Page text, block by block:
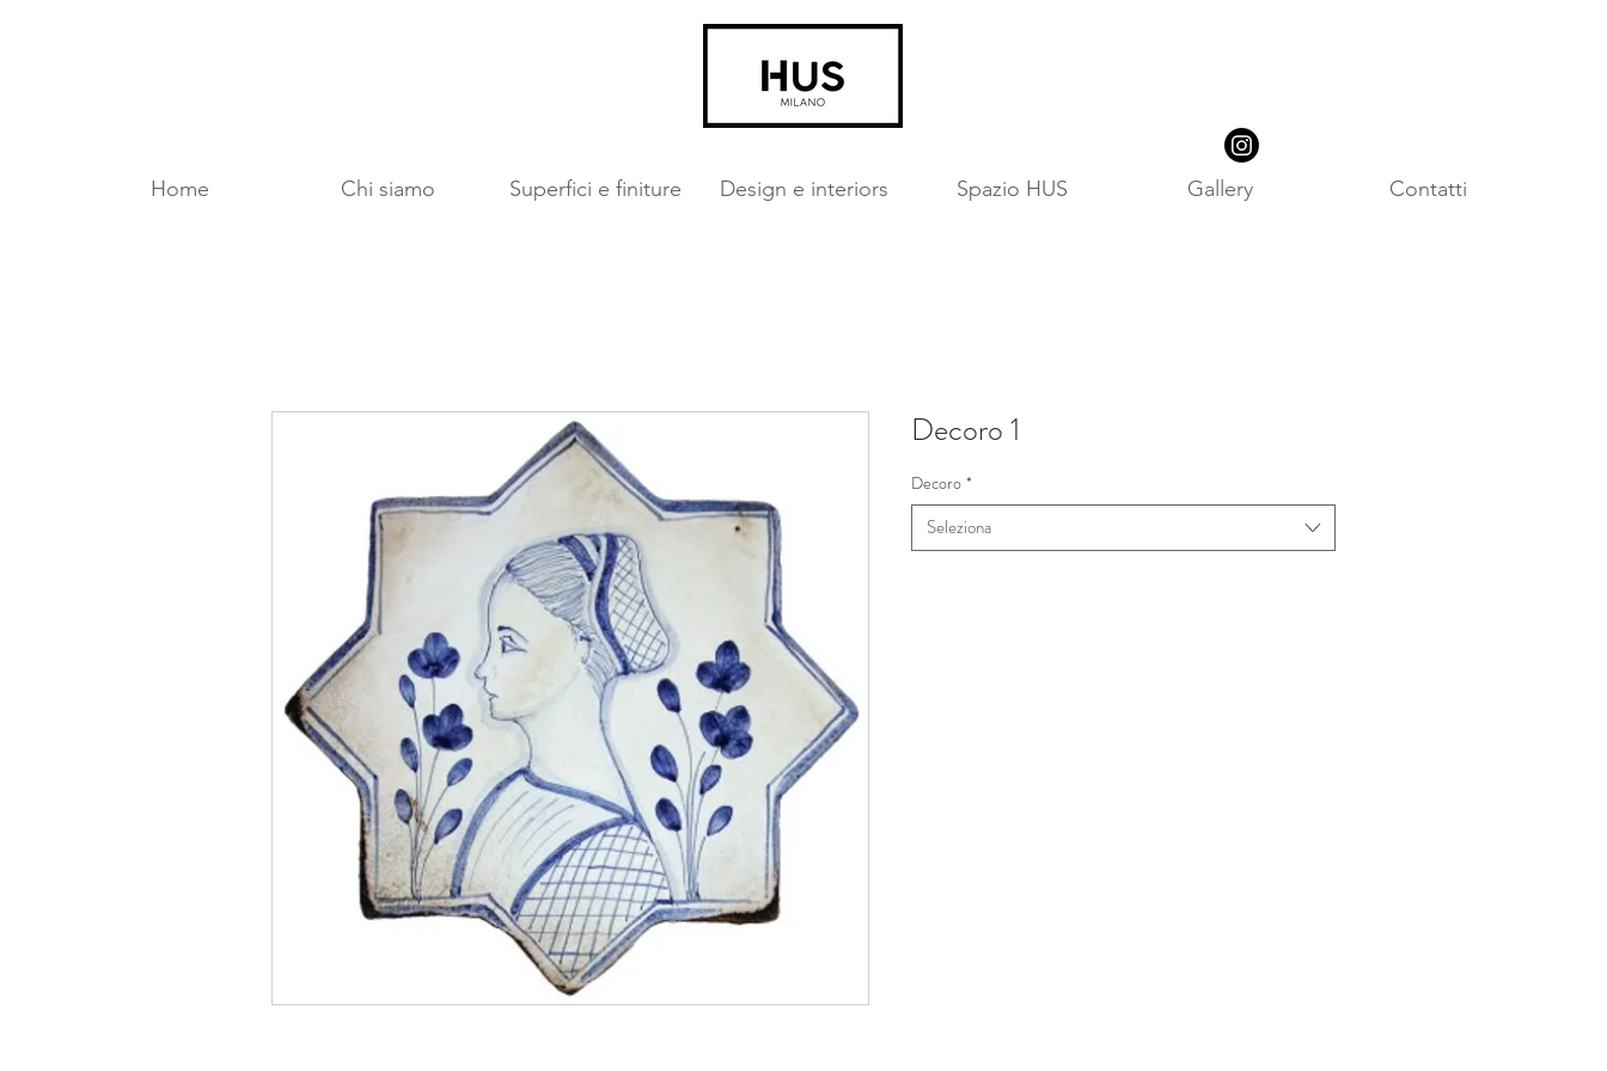
Home Chi siamo Superfici e finiture Design e interiors Spazio HUS Gallery Contatti
Decoro 1
Decoro *
Seleziona